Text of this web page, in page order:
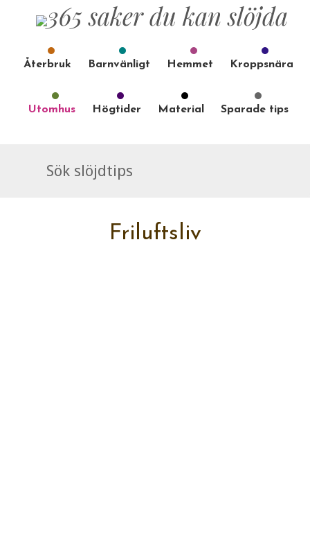
Återbruk Barnvänligt Hemmet Kroppsnära
Utomhus Högtider Material Sparade tips
Friluftsliv